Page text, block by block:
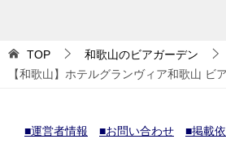
TOP
和歌山のビアガーデン
【和歌山】ホテルグランヴィア和歌山 ビ
■運営者情報 ■お問い合わせ ■掲載